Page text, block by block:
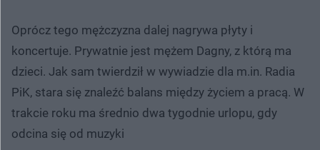
Oprócz tego mężczyzna dalej nagrywa płyty i
koncertuje. Prywatnie jest mężem Dagny, z którą ma
dzieci. Jak sam twierdził w wywiadzie dla m.in. Radia
PiK, stara się znaleźć balans między życiem a pracą. W
trakcie roku ma średnio dwa tygodnie urlopu, gdy
odcina się od muzyki